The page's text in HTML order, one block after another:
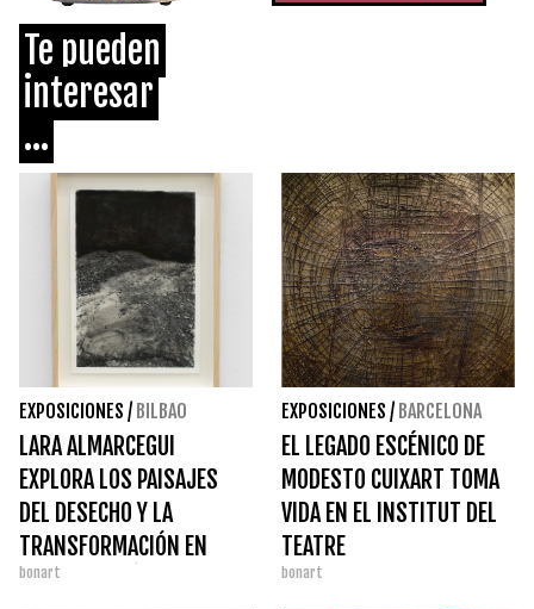
Te pueden
interesar
...
EXPOSICIONES / BILBAO
LARA ALMARCEGUI
EXPLORA LOS PAISAJES
DEL DESECHO Y LA
TRANSFORMACIÓN EN
CARRERAS MÚGICA
bonart
EXPOSICIONES / BARCELONA
EL LEGADO ESCÉNICO DE
MODESTO CUIXART TOMA
VIDA EN EL INSTITUT DEL
TEATRE
bonart